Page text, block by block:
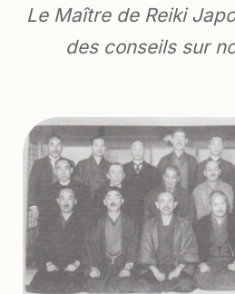
Le Maître de Reiki
des conseils sur